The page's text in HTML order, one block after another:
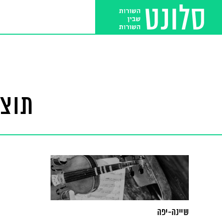
שיינה-יפה